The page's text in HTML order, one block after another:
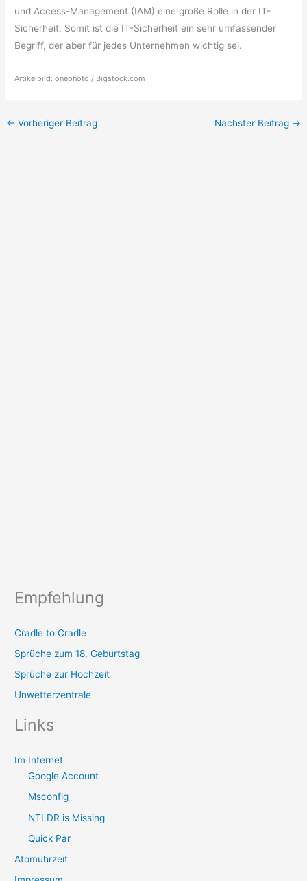
und Access-Management (IAM) eine große Rolle in der IT-
Sicherheit. Somit ist die IT-Sicherheit ein sehr umfassender
Begriff, der aber für jedes Unternehmen wichtig sei.
Artikelbild: onephoto / Bigstock.com
← Vorheriger Beitrag Nächster Beitrag →
Empfehlung
Cradle to Cradle
Sprüche zum 18. Geburtstag
Sprüche zur Hochzeit
Unwetterzentrale
Links
Im Internet
Google Account
Msconfig
NTLDR is Missing
Quick Par
Atomuhrzeit